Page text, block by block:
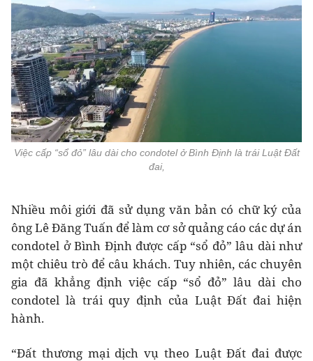
Việc cấp “sổ đỏ” lâu dài cho condotel ở Bình Định là trái Luật Đất
đai,
Nhiều môi giới đã sử dụng văn bản có chữ ký của
ông Lê Ðăng Tuấn để làm cơ sở quảng cáo các dự án
condotel ở Bình Định được cấp “sổ đỏ” lâu dài như
một chiêu trò để câu khách. Tuy nhiên, các chuyên
gia đã khẳng định việc cấp “sổ đỏ” lâu dài cho
condotel là trái quy định của Luật Đất đai hiện
hành.
“Đất thương mại dịch vụ theo Luật Đất đai được